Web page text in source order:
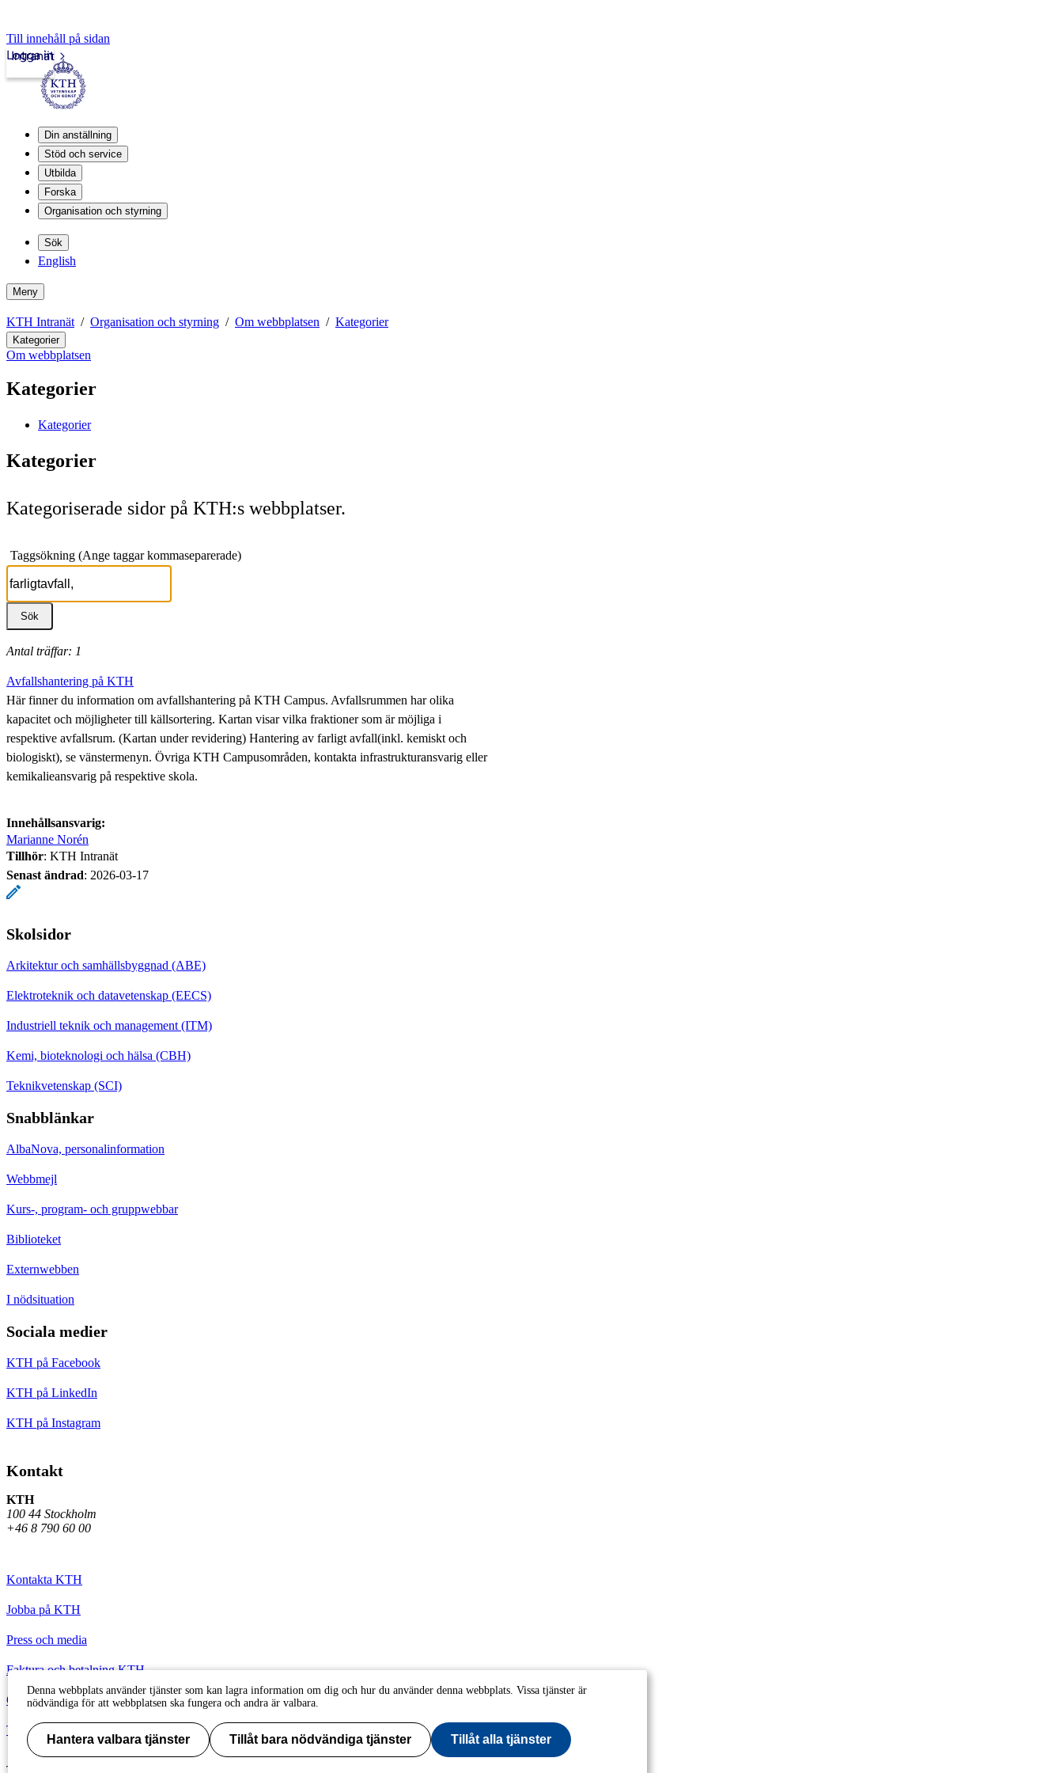
Till innehåll på sidan
Intranät
Logga in
Din anställning
Stöd och service
Utbilda
Forska
Organisation och styrning
Sök
English
Meny
KTH Intranät Organisation och styrning Om webbplatsen Kategorier
Kategorier
Om webbplatsen
Kategorier
Kategorier
Kategorier
Kategoriserade sidor på KTH:s webbplatser.
Taggsökning (Ange taggar kommaseparerade)
Antal träffar: 1
Avfallshantering på KTH
Här finner du information om avfallshantering på KTH Campus. Avfallsrummen har olika
kapacitet och möjligheter till källsortering. Kartan visar vilka fraktioner som är möjliga i
respektive avfallsrum. (Kartan under revidering) Hantering av farligt avfall(inkl. kemiskt och
biologiskt), se vänstermenyn. Övriga KTH Campusområden, kontakta infrastrukturansvarig eller
kemikalieansvarig på respektive skola.
Innehållsansvarig:
Marianne Norén
Tillhör: KTH Intranät
Senast ändrad: 2026-03-17
Skolsidor
Arkitektur och samhällsbyggnad (ABE)
Elektroteknik och datavetenskap (EECS)
Industriell teknik och management (ITM)
Kemi, bioteknologi och hälsa (CBH)
Teknikvetenskap (SCI)
Snabblänkar
AlbaNova, personalinformation
Webbmejl
Kurs-, program- och gruppwebbar
Biblioteket
Externwebben
I nödsituation
Sociala medier
KTH på Facebook
KTH på LinkedIn
KTH på Instagram
Kontakt
KTH
100 44 Stockholm
+46 8 790 60 00
Kontakta KTH
Jobba på KTH
Press och media
Faktura och betalning KTH
Om KTH:s webbplatser
Tillgänglighetsredogörelse
Till sidans topp
Denna webbplats använder tjänster som kan lagra information om dig och hur du använder denna webbplats. Vissa tjänster är
nödvändiga för att webbplatsen ska fungera och andra är valbara.
Hantera valbara tjänster Tillåt bara nödvändiga tjänster Tillåt alla tjänster